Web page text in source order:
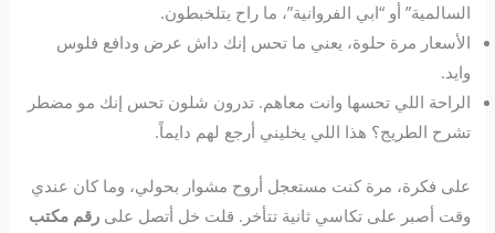
السالمية” أو “ابي الفروانية”، ما راح يتلخبطون.
الأسعار مرة حلوة، يعني ما تحس إنك داش عرض ودافع فلوس
وايد.
الراحة اللي تحسها وانت معاهم. تدرون شلون تحس إنك مو مضطر
تشرح الطريج؟ هذا اللي يخليني أرجع لهم دايماً.
على فكرة، مرة كنت مستعجل أروح مشوار بحولي، وما كان عندي
وقت أصبر على تكاسي ثانية تتأخر. قلت خل أتصل علىرقم مكتب